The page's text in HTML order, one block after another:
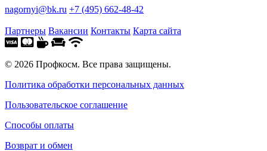
nagornyi@bk.ru +7 (495) 662-48-42
Партнеры Вакансии Контакты Карта сайта
© 2026 Профкосм. Все права защищены.
Политика обработки персональных данных
Пользовательское соглашение
Способы оплаты
Возврат и обмен